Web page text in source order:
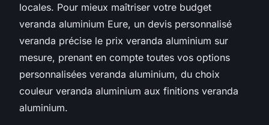
locales. Pour mieux maîtriser votre budget
veranda aluminium Eure, un devis personnalisé
veranda précise le prix veranda aluminium sur
mesure, prenant en compte toutes vos options
personnalisées veranda aluminium, du choix
couleur veranda aluminium aux finitions veranda
aluminium.